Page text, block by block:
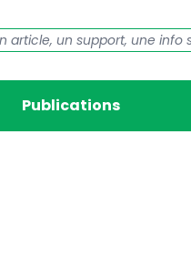
Publications